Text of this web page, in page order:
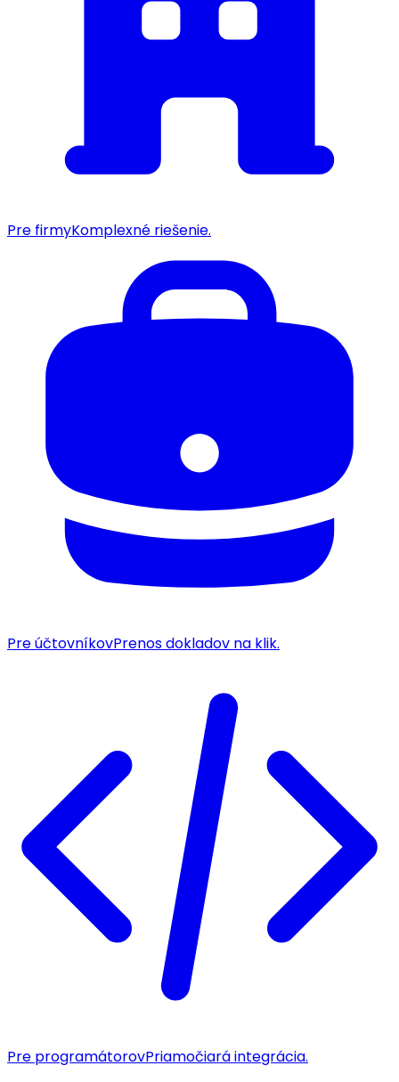
Pre firmyKomplexné riešenie.
Pre účtovníkovPrenos dokladov na klik.
Pre programátorovPriamočiará integrácia.